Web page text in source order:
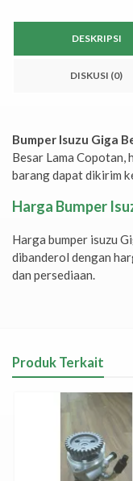
DESKRIPSI
DISKUSI (0)
Bumper Isuzu Giga
Besar Lama Copotan,
barang dapat dikirim
Harga Bumper
Harga bumper isuzu
dibanderol dengan
dan persediaan.
Produk Terkait